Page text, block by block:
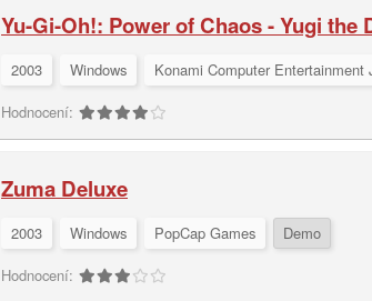
Yu-Gi-Oh!: Power of Chaos - Yugi the
2003 Windows
Konami Computer Entertainment
Hodnocení:
Zuma Deluxe
2003 Windows PopCap Games
Demo
Hodnocení: